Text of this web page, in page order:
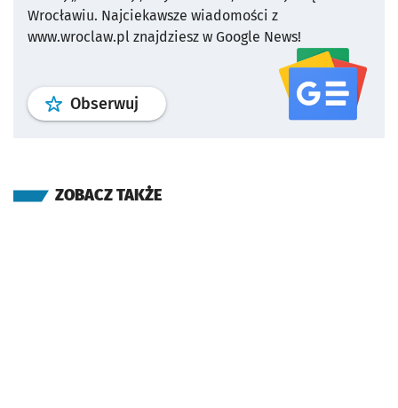
Wrocławiu. Najciekawsze wiadomości z
www.wroclaw.pl znajdziesz w Google News!
Obserwuj profil serwisu
ZOBACZ TAKŻE